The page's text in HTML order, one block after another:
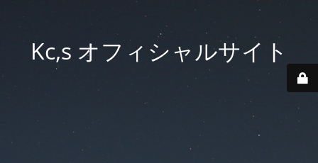
Kc,s オフィシャルサイト